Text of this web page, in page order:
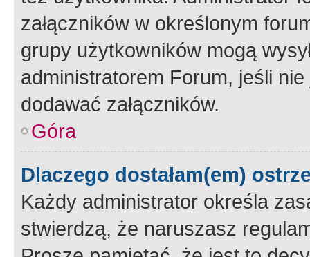
załączników w określonym
grupy użytkowników mogą
administratorem Forum, jeśli
dodawać załączników.
Góra
Dlaczego dostałam(em)
Każdy administrator określa
stwierdzą, że naruszasz